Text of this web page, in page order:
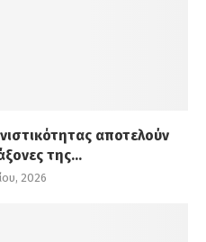
αποτελούν
της...
2026